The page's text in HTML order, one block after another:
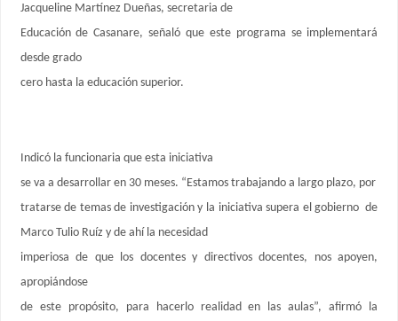
Jacqueline Martínez Dueñas, secretaria de
Educación de Casanare, señaló que este programa se implementará
desde grado
cero hasta la educación superior.
Indicó la funcionaria que esta iniciativa
se va a desarrollar en 30 meses. “Estamos trabajando a largo plazo, por
tratarse de temas de investigación y la iniciativa supera el gobierno de
Marco Tulio Ruíz y de ahí la necesidad
imperiosa de que los docentes y directivos docentes, nos apoyen,
apropiándose
de este propósito, para hacerlo realidad en las aulas”, afirmó la